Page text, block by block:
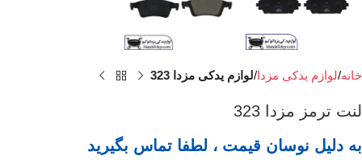
خانه لوازم یدکی مزدا لوازم یدکی مزدا 323
لنت ترمز مزدا 323
به دلیل نوسان قیمت ، لطفا تماس بگیرید